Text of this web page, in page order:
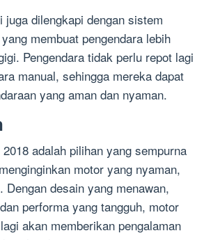
juga dilengkapi dengan sistem
membuat pengendara lebih
Pengendara tidak perlu repot lagi
manual, sehingga mereka dapat
yang aman dan nyaman.
adalah pilihan yang sempurna
motor yang nyaman,
Dengan desain yang menawan,
performa yang tangguh, motor
akan memberikan pengalaman